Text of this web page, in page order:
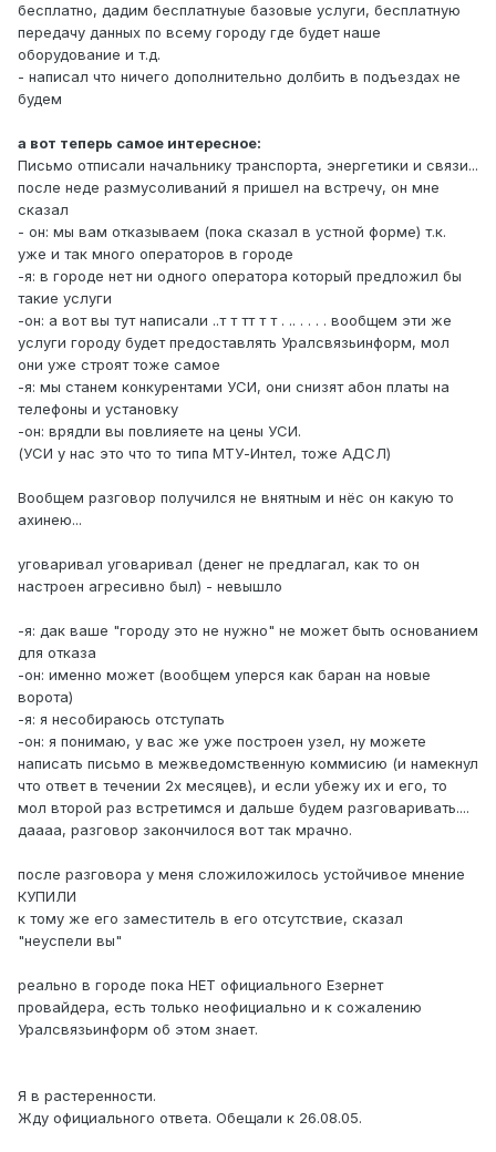
бесплатно, дадим бесплатнуые базовые услуги, бесплатную
передачу данных по всему городу где будет наше
оборудование и т.д.
- написал что ничего дополнительно долбить в подъездах не
будем
а вот теперь самое интересное:
Письмо отписали начальнику транспорта, энергетики и связи...
после неде размусоливаний я пришел на встречу, он мне
сказал
- он: мы вам отказываем (пока сказал в устной форме) т.к.
уже и так много операторов в городе
-я: в городе нет ни одного оператора который предложил бы
такие услуги
-он: а вот вы тут написали ..т т тт т т . .. . . . . вообщем эти же
услуги городу будет предоставлять Уралсвязьинформ, мол
они уже строят тоже самое
-я: мы станем конкурентами УСИ, они снизят абон платы на
телефоны и установку
-он: врядли вы повлияете на цены УСИ.
(УСИ у нас это что то типа МТУ-Интел, тоже АДСЛ)
Вообщем разговор получился не внятным и нёс он какую то
ахинею...
уговаривал уговаривал (денег не предлагал, как то он
настроен агресивно был) - невышло
-я: дак ваше "городу это не нужно" не может быть основанием
для отказа
-он: именно может (вообщем уперся как баран на новые
ворота)
-я: я несобираюсь отступать
-он: я понимаю, у вас же уже построен узел, ну можете
написать письмо в межведомственную коммисию (и намекнул
что ответ в течении 2х месяцев), и если убежу их и его, то
мол второй раз встретимся и дальше будем разговаривать....
даааа, разговор закончилося вот так мрачно.
после разговора у меня сложиложилось устойчивое мнение
КУПИЛИ
к тому же его заместитель в его отсутствие, сказал
"неуспели вы"
реально в городе пока НЕТ официального Езернет
провайдера, есть только неофициально и к сожалению
Уралсвязьинформ об этом знает.
Я в растеренности.
Жду официального ответа. Обещали к 26.08.05.